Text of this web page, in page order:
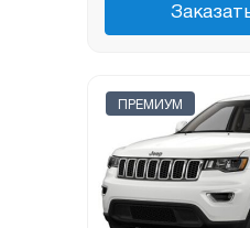
ПРЕМИУМ